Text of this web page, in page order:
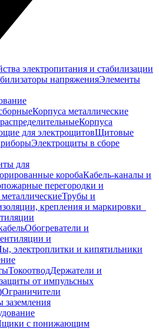
электропитания и стабилизации
напряженияЭлементы
Корпуса металлические
Корпуса
для электрощитовЩитовые
Электрощиты в сборе
для
коробаКабель-каналы и
перегородки и
Трубы и
крепления и маркировки
Обогреватели и
и
электроплитки и кипятильники
ТокоотводДержатели и
от импульсных
Ограничители
заземления
с понижающим